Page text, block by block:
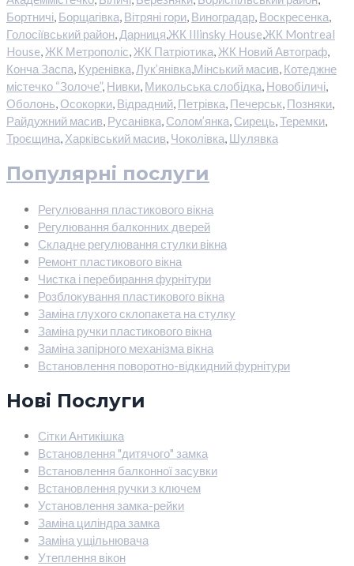
Бортничі, Борщагівка, Вітряні гори, Виноградар, Воскресенка,
Голосіївський район, Дарниця,ЖК Illinsky House,ЖК Montreal
House, ЖК Метрополіс, ЖК Патріотика, ЖК Новий Автограф,
Конча Заспа, Куренівка, Лук’янівка,Мінський масив, Котеджне
містечко “Золоче”, Нивки, Микольська слобідка, Новобіличі,
Оболонь, Осокорки, Відрадний, Петрівка, Печерськ, Позняки,
Райдужний масив, Русанівка, Солом’янка, Сирець,Теремки,
Троєщина, Харківський масив, Чоколівка, Шулявка
Популярні послуги
Регулювання пластикового вікна
Регулювання балконних дверей
Складне регулювання стулки вікна
Ремонт пластикового вікна
Чистка і перебирання фурнітури
Розблокування пластикового вікна
Заміна глухого склопакета на стулку
Заміна ручки пластикового вікна
Заміна запірного механізма вікна
Встановлення поворотно-відкидний фурнітури
Нові Послуги
Сітки Антикішка
Встановлення "дитячого" замка
Встановлення балконної засувки
Встановлення ручки з ключем
Установлення замка-рейки
Заміна циліндра замка
Заміна ущільнювача
Утеплення вікон